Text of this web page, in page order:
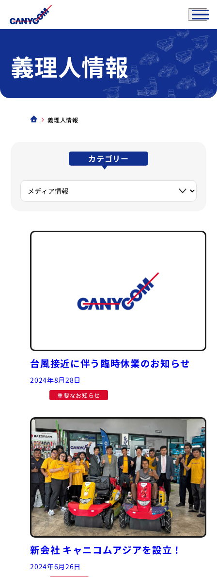
義理人情報
義理人情報
カテゴリー
台風接近に伴う臨時休業のお知らせ
2024年8月28日
重要なお知らせ
新会社 キャニコムアジアを設立！
2024年6月26日